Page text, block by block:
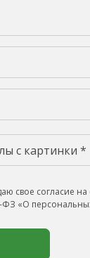
свое согласие
ФЗ «О